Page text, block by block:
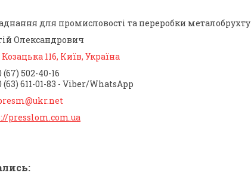
для промисловості та переробки металобрухту
Олександрович
116, Київ, Україна
(67) 502-40-16
(63) 611-01-83
Viber/WhatsApp
presslom.com.ua